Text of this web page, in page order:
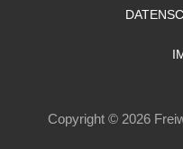
Copyright © 2026